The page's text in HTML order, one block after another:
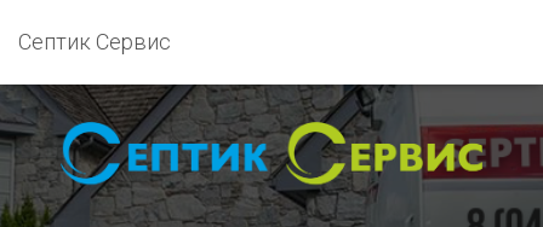
Септик Сервис